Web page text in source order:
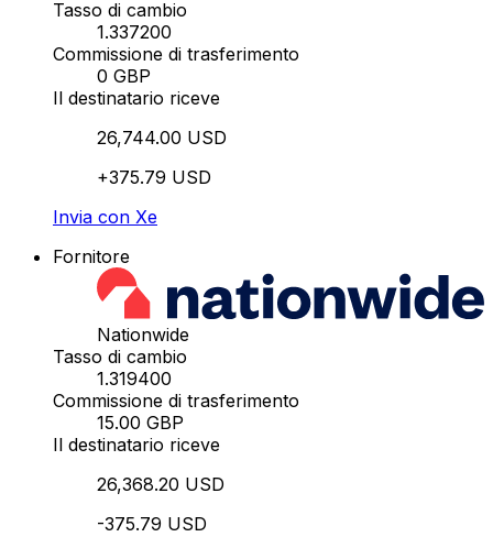
Tasso di cambio
1.337200
Commissione di trasferimento
0 GBP
Il destinatario riceve
26,744.00 USD
+375.79 USD
Invia con Xe
Fornitore
Nationwide
Tasso di cambio
1.319400
Commissione di trasferimento
15.00 GBP
Il destinatario riceve
26,368.20 USD
-375.79 USD